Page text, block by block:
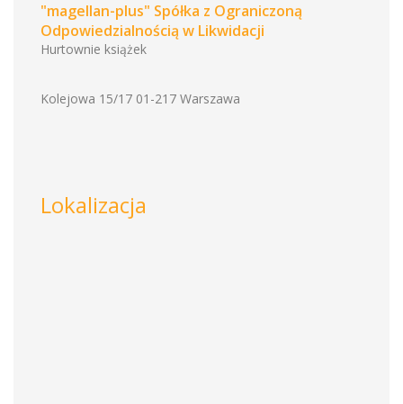
"magellan-plus" Spółka z Ograniczoną
Odpowiedzialnością w Likwidacji
Hurtownie książek
Kolejowa 15/17 01-217 Warszawa
Lokalizacja